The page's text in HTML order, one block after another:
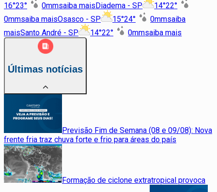
16°23° 0mmsaiba maisDiadema - SP 14°22°
0mmsaiba maisOsasco - SP 15°24° 0mmsaiba
maisSanto André - SP 14°22° 0mmsaiba mais
Últimas notícias
Previsão Fim de Semana (08 e 09/08): Nova
frente fria traz chuva forte e frio para áreas do país
Formação de ciclone extratropical provoca